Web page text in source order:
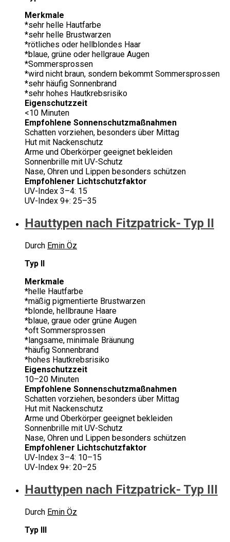
Merkmale
*sehr helle Hautfarbe
*sehr helle Brustwarzen
*rötliches oder hellblondes Haar
*blaue, grüne oder hellgraue Augen
*Sommersprossen
*wird nicht braun, sondern bekommt Sommersprossen
*sehr häufig Sonnenbrand
*sehr hohes Hautkrebsrisiko
Eigenschutzzeit
<10 Minuten
Empfohlene Sonnenschutzmaßnahmen
Schatten vorziehen, besonders über Mittag
Hut mit Nackenschutz
Arme und Oberkörper geeignet bekleiden
Sonnenbrille mit UV-Schutz
Nase, Ohren und Lippen besonders schützen
Empfohlener Lichtschutzfaktor
UV-Index 3–4: 15
UV-Index 9+: 25–35
Hauttypen nach Fitzpatrick- Typ II
Durch Emin Öz
Typ II
Merkmale
*helle Hautfarbe
*mäßig pigmentierte Brustwarzen
*blonde, hellbraune Haare
*blaue, graue oder grüne Augen
*oft Sommersprossen
*langsame, minimale Bräunung
*häufig Sonnenbrand
*hohes Hautkrebsrisiko
Eigenschutzzeit
10–20 Minuten
Empfohlene Sonnenschutzmaßnahmen
Schatten vorziehen, besonders über Mittag
Hut mit Nackenschutz
Arme und Oberkörper geeignet bekleiden
Sonnenbrille mit UV-Schutz
Nase, Ohren und Lippen besonders schützen
Empfohlener Lichtschutzfaktor
UV-Index 3–4: 10–15
UV-Index 9+: 20–25
Hauttypen nach Fitzpatrick- Typ III
Durch Emin Öz
Typ III